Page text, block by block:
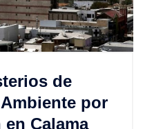
de
por
Calama